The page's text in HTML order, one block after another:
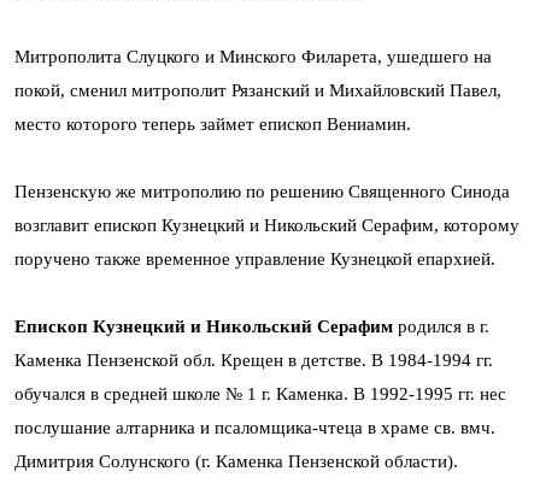
Митрополита Слуцкого и Минского Филарета, ушедшего на
покой, сменил митрополит Рязанский и Михайловский Павел,
место которого теперь займет епископ Вениамин.
Пензенскую же митрополию по решению Священного Синода
возглавит епископ Кузнецкий и Никольский Серафим, которому
поручено также временное управление Кузнецкой епархией.
Епископ Кузнецкий и Никольский Серафим родился в г.
Каменка Пензенской обл. Крещен в детстве. В 1984-1994 гг.
обучался в средней школе № 1 г. Каменка. В 1992-1995 гг. нес
послушание алтарника и псаломщика-чтеца в храме св. вмч.
Димитрия Солунского (г. Каменка Пензенской области).